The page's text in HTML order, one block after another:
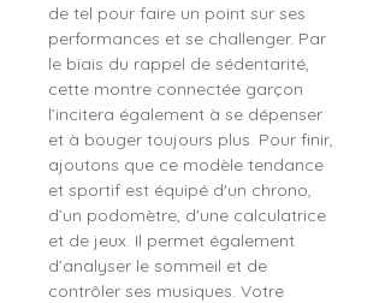
de tel pour faire un point sur ses
performances et se challenger. Par
le biais du rappel de sédentarité,
cette montre connectée garçon
l’incitera également à se dépenser
et à bouger toujours plus. Pour finir,
ajoutons que ce modèle tendance
et sportif est équipé d'un chrono,
d’un podomètre, d'une calculatrice
et de jeux. Il permet également
d’analyser le sommeil et de
contrôler ses musiques. Votre